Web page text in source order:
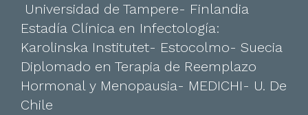
Universidad de Tampere- Finlandia
Estadía Clínica en Infectología:
Karolinska Institutet- Estocolmo- Suecia
Diplomado en Terapia de Reemplazo
Hormonal y Menopausia- MEDICHI- U. De
Chile